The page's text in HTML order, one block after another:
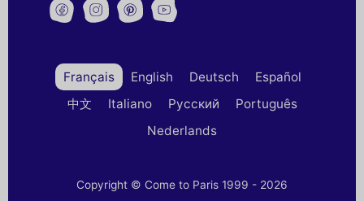
Français English Deutsch
Español
中文
Italiano Русский
Português
Nederlands
Copyright © Come to Paris 1999 - 2026